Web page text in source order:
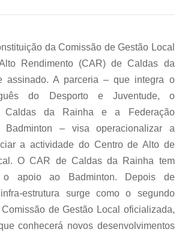
da Comissão de Gestão Local
Rendimento (CAR) de Caldas da
assinado. A parceria – que integra o
do Desporto e Juventude, o
Caldas da Rainha e a Federação
Badminton – visa operacionalizar a
a actividade do Centro de Alto de
O CAR de Caldas da Rainha tem
o apoio ao Badminton. Depois de
estrutura surge como o segundo
de Gestão Local oficializada,
conhecerá novos desenvolvimentos